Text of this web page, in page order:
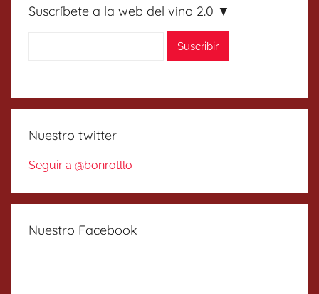
Suscríbete a la web del vino 2.0 ▼
Nuestro twitter
Seguir a @bonrotllo
Nuestro Facebook